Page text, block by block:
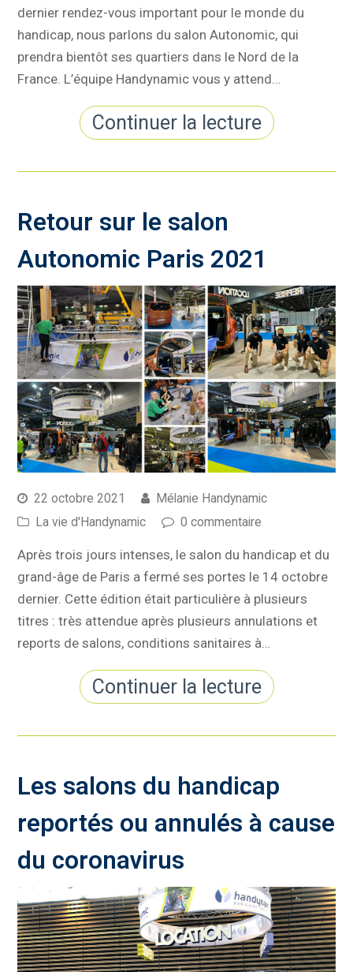
dernier rendez-vous important pour le monde du
handicap, nous parlons du salon Autonomic, qui
prendra bientôt ses quartiers dans le Nord de la
France. L’équipe Handynamic vous y attend…
Continuer la lecture
Retour sur le salon
Autonomic Paris 2021
22 octobre 2021
Mélanie Handynamic
La vie d'Handynamic
0 commentaire
Après trois jours intenses, le salon du handicap et du
grand-âge de Paris a fermé ses portes le 14 octobre
dernier. Cette édition était particulière à plusieurs
titres : très attendue après plusieurs annulations et
reports de salons, conditions sanitaires à…
Continuer la lecture
Les salons du handicap
reportés ou annulés à cause
du coronavirus